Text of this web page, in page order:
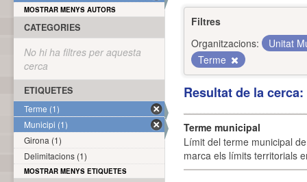
Filtres
Organitzacions:
Unitat
Terme
Resultat de la
Terme municipal
Límit del terme municipal
marca els límits territorials
MOSTRAR MENYS AUTORS
CATEGORIES
No hi ha filtres per aquesta
cerca
ETIQUETES
Terme (1)
Municipi (1)
Girona (1)
Delimitacions (1)
MOSTRAR MENYS ETIQUETES